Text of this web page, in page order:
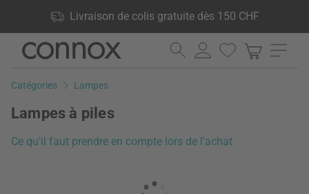
Livraison de colis gratuite dès 150 CHF
produits en stock, Droit de retour de 60 jours
Aller
contenu
Aller
la
Catégories Lampes
Lampes à piles
Ce qu'il faut prendre en compte lors de l'achat